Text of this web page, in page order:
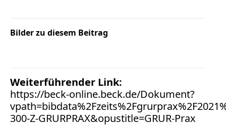
Bilder zu diesem Beitrag
Weiterführender Link:
https://beck-online.beck.de/Dokument?
300-Z-GRURPRAX&opustitle=GRUR-Prax
Instagram
Internetrecht
Persönlichkeitsrecht
Print
Radio
Sportwetten